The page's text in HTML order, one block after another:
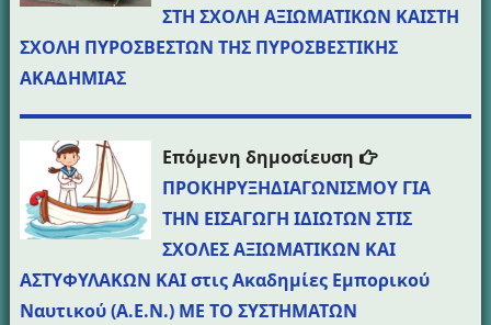
ΣΤΗ ΣΧΟΛΗ ΑΞΙΩΜΑΤΙΚΩΝ ΚΑΙΣΤΗ
ΣΧΟΛΗ ΠΥΡΟΣΒΕΣΤΩΝ ΤΗΣ ΠΥΡΟΣΒΕΣΤΙΚΗΣ
ΑΚΑΔΗΜΙΑΣ
Επόμενη δημοσίευση
Επόμενη
ΠΡΟΚΗΡΥΞΗΔΙΑΓΩΝΙΣΜΟΥ ΓΙΑ
ΤΗΝ ΕΙΣΑΓΩΓΗ ΙΔΙΩΤΩΝ ΣΤΙΣ
ΣΧΟΛΕΣ ΑΞΙΩΜΑΤΙΚΩΝ ΚΑΙ
ΑΣΤΥΦΥΛΑΚΩΝ ΚΑΙ στις Ακαδημίες Εμπορικού
Ναυτικού (Α.Ε.Ν.) ΜΕ ΤΟ ΣΥΣΤΗΜΑΤΩΝ